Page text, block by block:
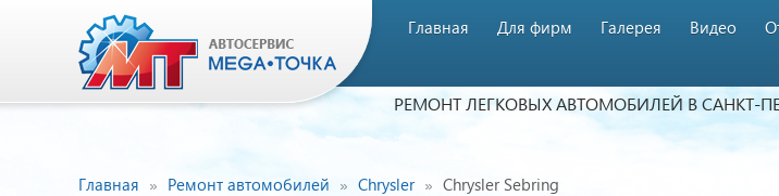
РЕМОНТ ЛЕГКОВЫХ АВТОМОБИЛЕЙ В САНКТ-
Главная Для фирм Галерея Видео
Главная Ремонт автомобилей Chrysler Chrysler Sebring